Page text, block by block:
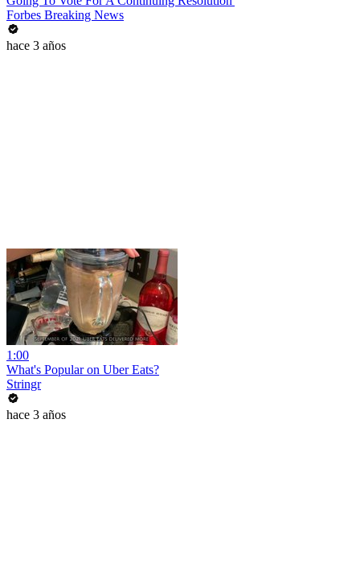
Forbes Breaking News
hace 3 años
1:00
What's Popular on Uber Eats?
Stringr
hace 3 años